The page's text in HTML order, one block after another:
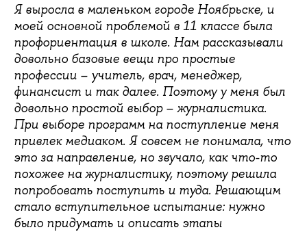
Я выросла в маленьком городе Ноябрьске, и
моей основной проблемой в 11 классе была
профориентация в школе. Нам рассказывали
довольно базовые вещи про простые
профессии – учитель, врач, менеджер,
финансист и так далее. Поэтому у меня был
довольно простой выбор – журналистика.
При выборе программ на поступление меня
привлек медиаком. Я совсем не понимала, что
это за направление, но звучало, как что-то
похожее на журналистику, поэтому решила
попробовать поступить и туда. Решающим
стало вступительное испытание: нужно
было придумать и описать этапы